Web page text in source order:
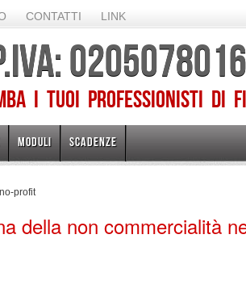
CONTATTI LINK
TUOI PROFESSIONISTI DI
MODULI SCADENZE
profit
della non commercialità